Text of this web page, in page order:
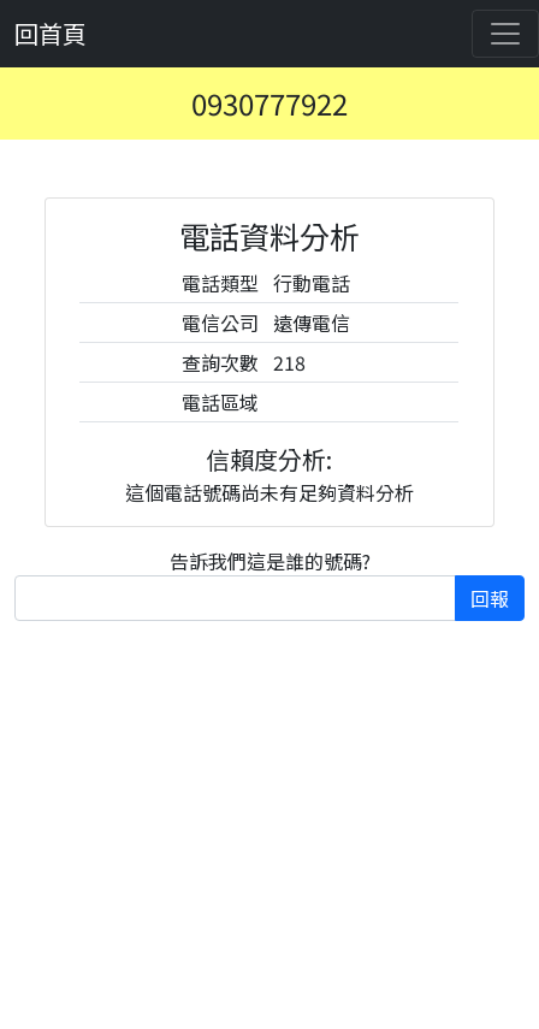
回首頁
0930777922
電話資料分析
電話類型 行動電話
電信公司 遠傳電信
查詢次數 218
電話區域
信賴度分析:
這個電話號碼尚未有足夠資料分析
告訴我們這是誰的號碼?
回報